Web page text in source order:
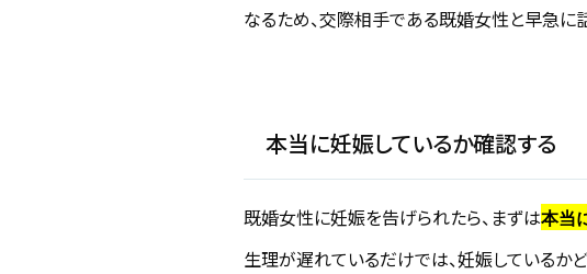
なるため、交際相手である既婚女性と早急に話
本当に妊娠しているか確認する
既婚女性に妊娠を告げられたら、まずは本当
生理が遅れているだけでは、妊娠しているか